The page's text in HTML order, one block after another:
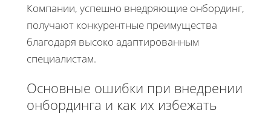
Компании, успешно внедряющие онбординг,
получают конкурентные преимущества
благодаря высоко адаптированным
специалистам.
Основные ошибки при внедрении
онбординга и как их избежать